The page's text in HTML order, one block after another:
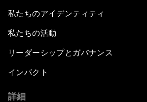
私たちのアイデンティティ
私たちの活動
リーダーシップとガバナンス
インパクト
詳細